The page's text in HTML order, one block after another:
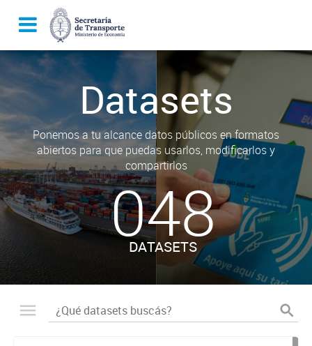
Datasets
Ponemos a tu alcance datos públicos en formatos
abiertos para que puedas usarlos, modificarlos y
compartirlos
048
DATASETS